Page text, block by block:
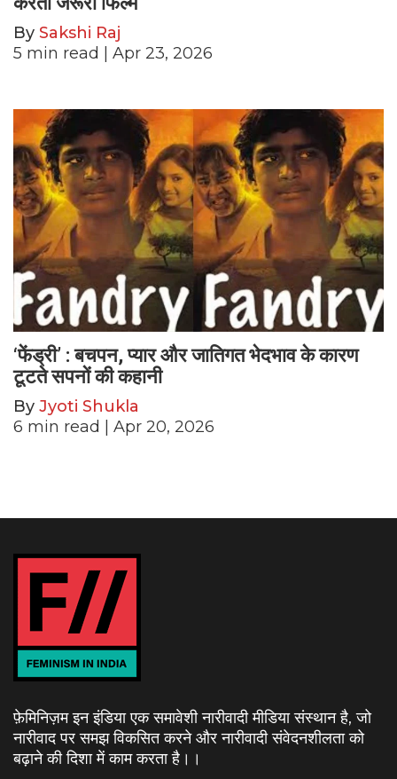
By Sakshi Raj
5 min read | Apr 23, 2026
‘फेंड्री’ : बचपन, प्यार और जातिगत भेदभाव के कारण
टूटते सपनों की कहानी
By Jyoti Shukla
6 min read | Apr 20, 2026
फ़ेमिनिज़म इन इंडिया एक समावेशी नारीवादी मीडिया संस्थान है, जो
नारीवाद पर समझ विकसित करने और नारीवादी संवेदनशीलता को
बढ़ाने की दिशा में काम करता है। ।